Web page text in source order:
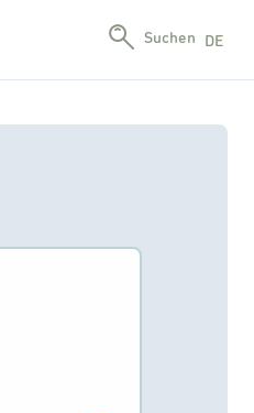
Suchen DE